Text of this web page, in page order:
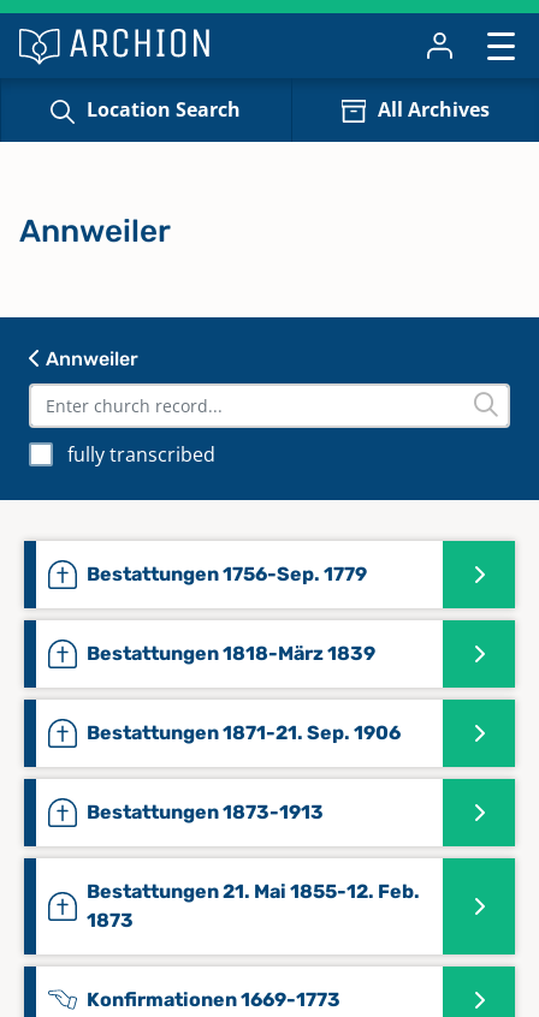
Location Search All Archives
Annweiler
fully transcribed
Bestattungen 1756-Sep. 1779
Bestattungen 1818-März 1839
Bestattungen 1871-21. Sep. 1906
Bestattungen 1873-1913
Bestattungen 21. Mai 1855-12. Feb.
1873
Konfirmationen 1669-1773
Annweiler